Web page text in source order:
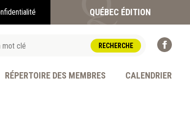
QUÉBEC ÉDITION
RÉPERTOIRE DES MEMBRES CALENDRIER